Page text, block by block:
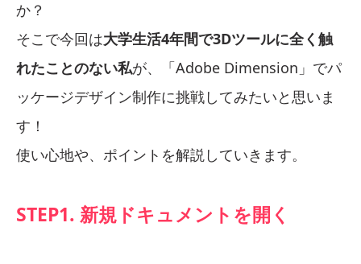
か？
そこで今回は大学生活4年間で3Dツールに全く触
れたことのない私が、「Adobe Dimension」でパ
ッケージデザイン制作に挑戦してみたいと思いま
す！
使い心地や、ポイントを解説していきます。
STEP1. 新規ドキュメントを開く